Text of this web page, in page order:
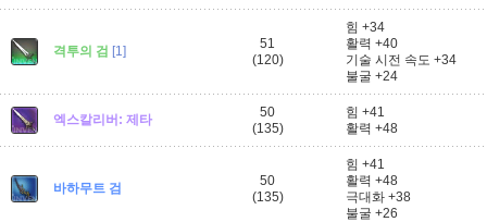
격투의 검 [1]
51
(120)
힘 +34
활력 +40
기술 시전 속도 +34
불굴 +24
엑스칼리버: 제타
50
(135)
힘 +41
활력 +48
바하무트 검
50
(135)
힘 +41
활력 +48
극대화 +38
불굴 +26